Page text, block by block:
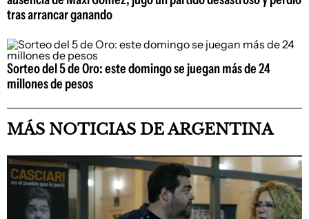
tras arrancar ganando
Sorteo del 5 de Oro: este domingo se juegan más de 24
millones de pesos
MÁS NOTICIAS DE ARGENTINA